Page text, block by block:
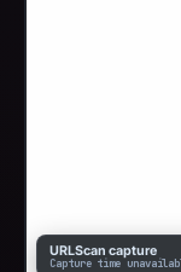
URLScan capture
Capture time